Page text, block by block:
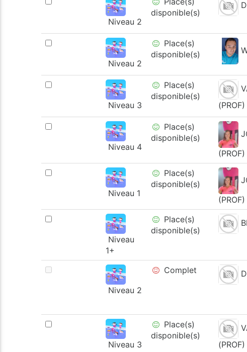
Niveau 2
disponible(s)
Niveau 2
Place(s)
disponible(s)
Niveau 3
Place(s)
disponible(s)
Niveau 4
Place(s)
disponible(s)
(PROF)
Niveau 1
Place(s)
disponible(s)
(PROF)
Niveau
1+
Place(s)
disponible(s)
Niveau 2
Complet
Niveau 3
Place(s)
disponible(s)